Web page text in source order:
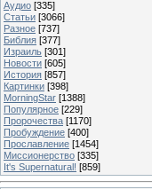
Аудио [335]
Статьи [3066]
Разное [737]
Библия [377]
Израиль [301]
Новости [605]
История [857]
Картинки [398]
MorningStar [1388]
Популярное [229]
Пророчества [1170]
Пробуждение [400]
Прославление [1454]
Миссионерство [335]
It's Supernatural! [859]